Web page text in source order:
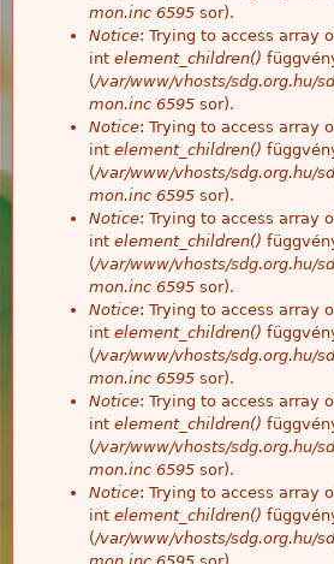
mon.inc 6595 sor).
Notice: Trying to access array
int element_children()
(/var/www/vhosts/sdg.org.hu/
mon.inc 6595 sor).
Notice: Trying to access array
int element_children()
(/var/www/vhosts/sdg.org.hu/
mon.inc 6595 sor).
Notice: Trying to access array
int element_children()
(/var/www/vhosts/sdg.org.hu/
mon.inc 6595 sor).
Notice: Trying to access array
int element_children()
(/var/www/vhosts/sdg.org.hu/
mon.inc 6595 sor).
Notice: Trying to access array
int element_children()
(/var/www/vhosts/sdg.org.hu/
mon.inc 6595 sor).
Notice: Trying to access array
int element_children()
(/var/www/vhosts/sdg.org.hu/